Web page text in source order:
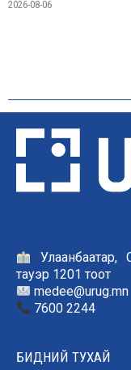
2026-08-06
Улаанбаатар,
тауэр 1201 тоот
medee@urug.mn
7600 2244
БИДНИЙ ТУХАЙ